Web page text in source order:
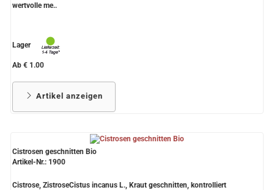
wertvolle me..
Lager
Ab € 1.00
Artikel anzeigen
Cistrosen geschnitten Bio
Artikel-Nr.: 1900
Cistrose, ZistroseCistus incanus L., Kraut geschnitten, kontrolliert